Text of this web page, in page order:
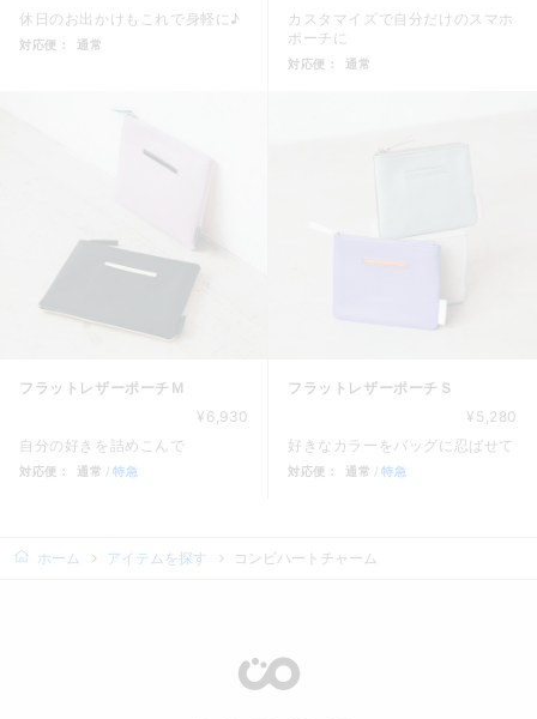
休日のお出かけもこれで身軽に♪
対応便： 通常
カスタマイズで自分だけのスマホ
ポーチに
対応便： 通常
フラットレザーポーチＭ
¥6,930
自分の好きを詰めこんで
対応便： 通常 特急
フラットレザーポーチＳ
¥5,280
好きなカラーをバッグに忍ばせて
対応便： 通常 特急
ホーム アイテムを探す コンビハートチャーム